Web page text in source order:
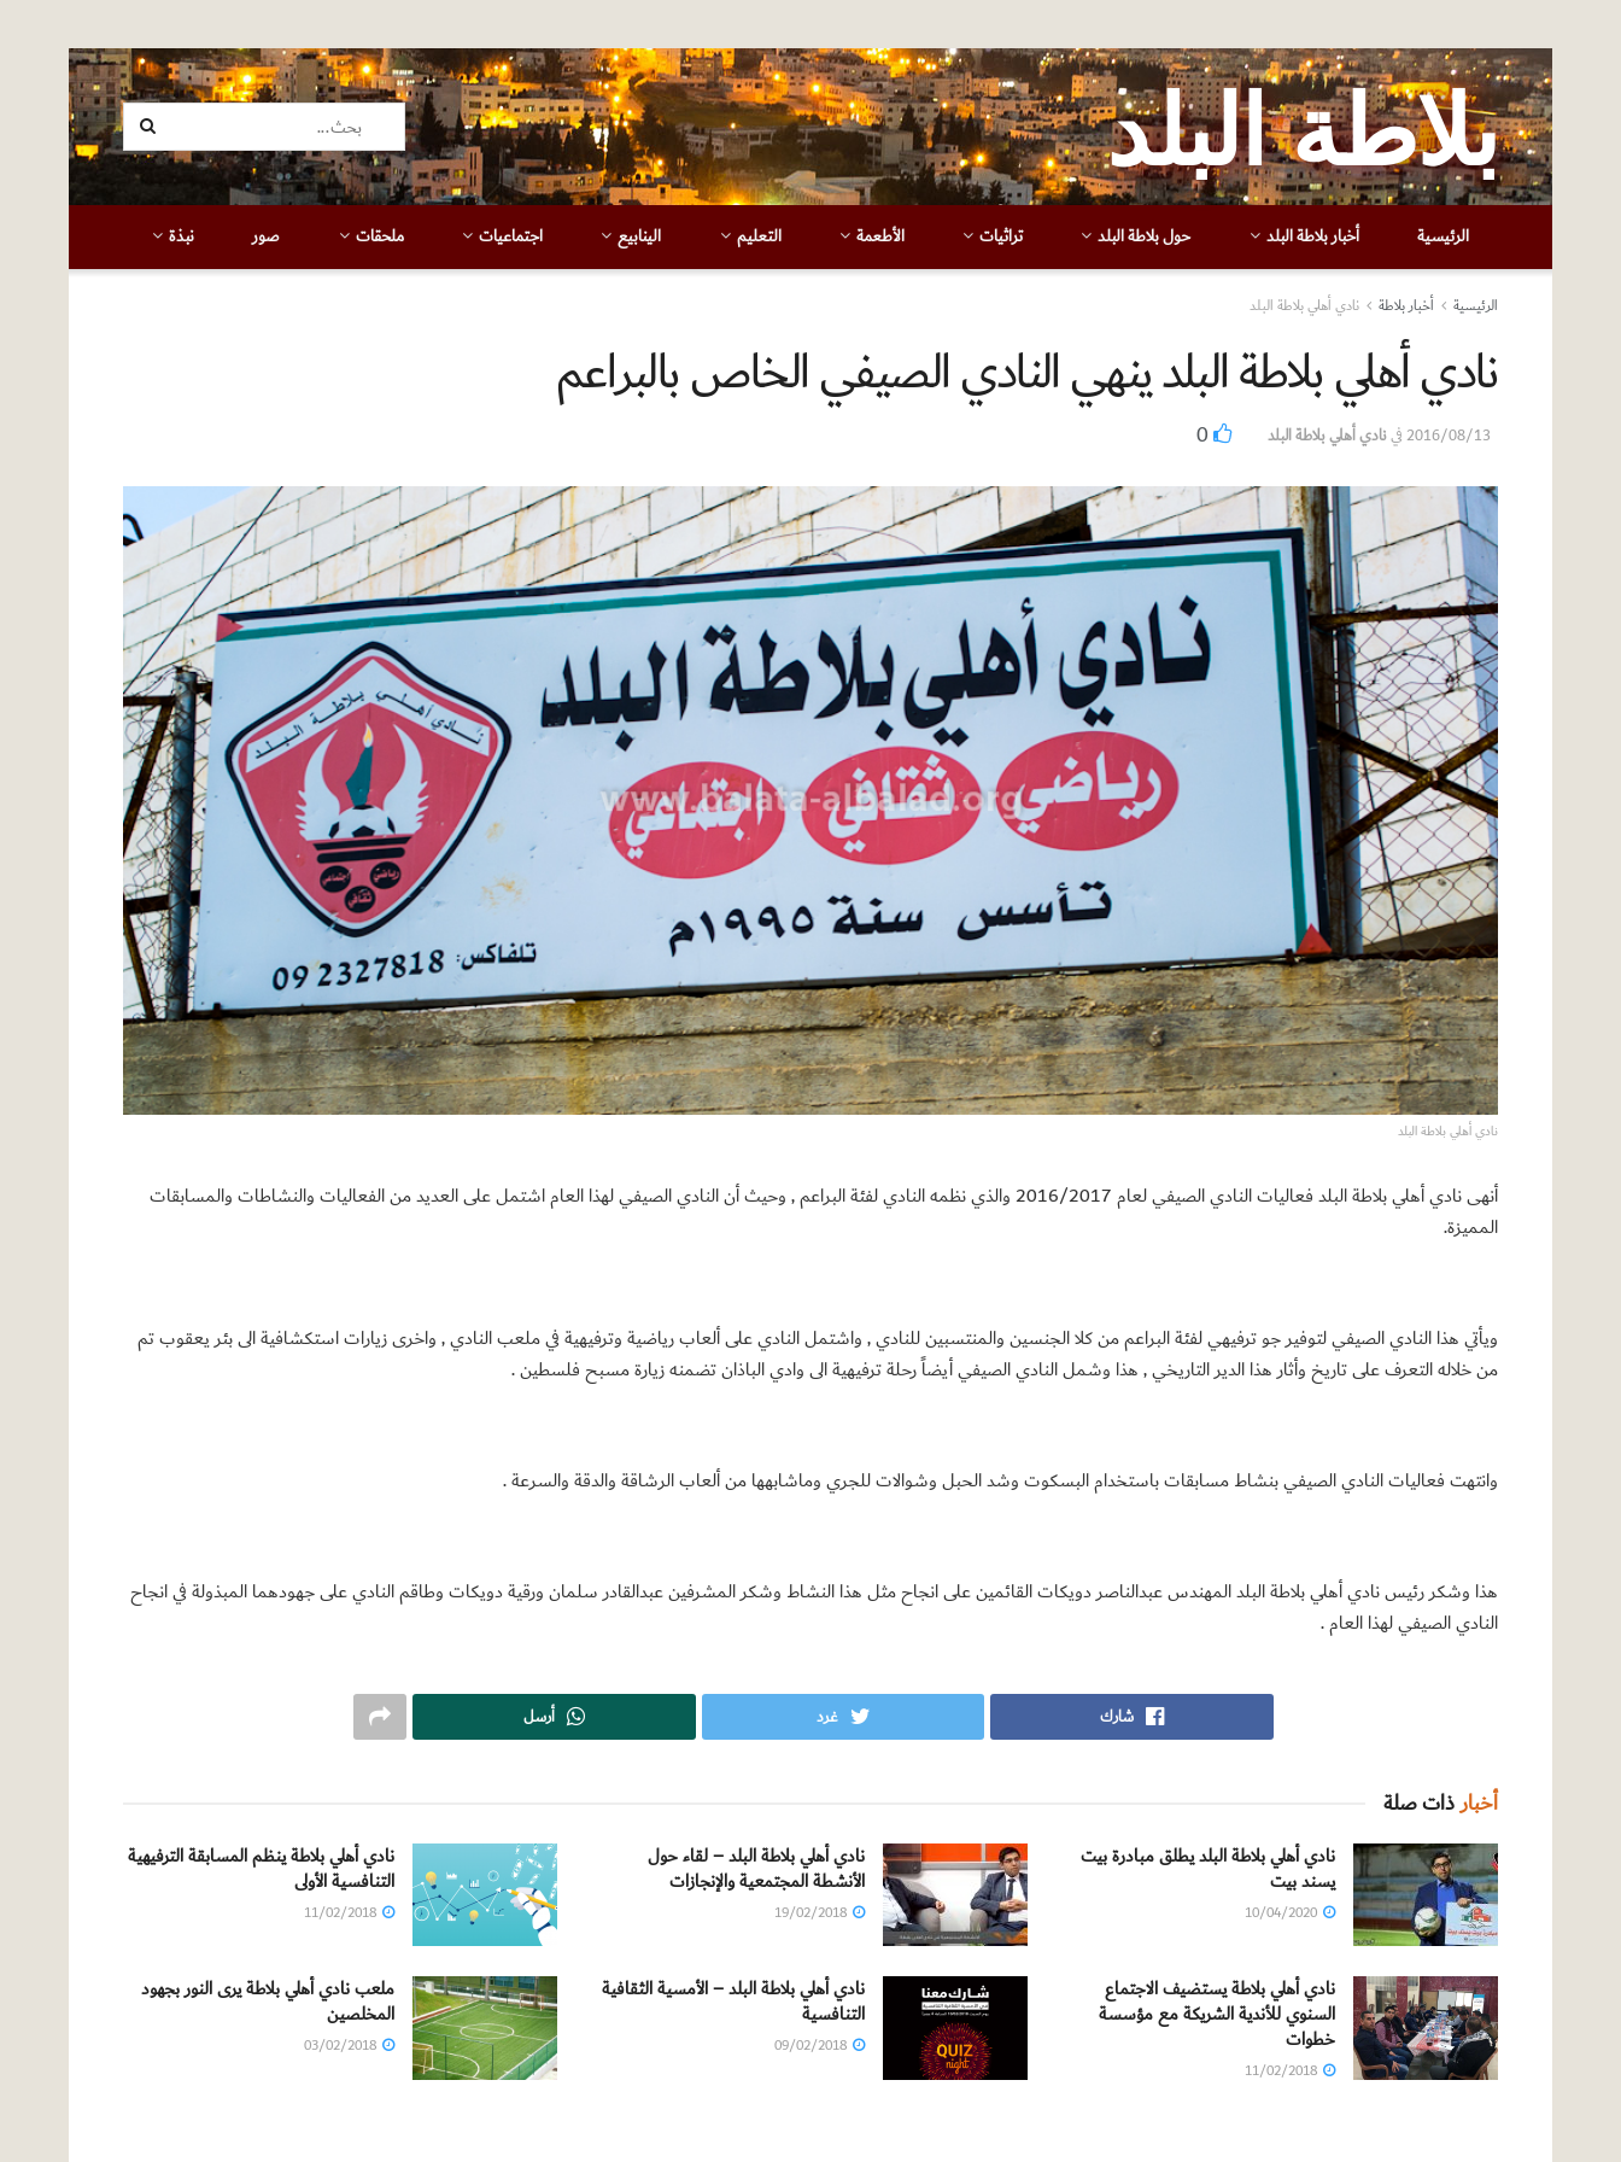
بلاطة البلد
الرئيسية أخبار بلاطة البلد حول بلاطة البلد تراثيات الأطعمة التعليم الينابيع اجتماعيات ملحقات صور نبذة
الرئيسية أخبار بلاطة نادي أهلي بلاطة البلد
نادي أهلي بلاطة البلد ينهي النادي الصيفي الخاص بالبراعم
2016/08/13 فينادي أهلي بلاطة البلد 0
نادي أهلي بلاطة البلد
أنهى نادي أهلي بلاطة البلد فعاليات النادي الصيفي لعام 2016/2017 والذي نظمه النادي لفئة البراعم , وحيث أن النادي الصيفي لهذا العام اشتمل على العديد من الفعاليات والنشاطات والمسابقات
المميزة.
ويأتي هذا النادي الصيفي لتوفير جو ترفيهي لفئة البراعم من كلا الجنسين والمنتسبين للنادي , واشتمل النادي على ألعاب رياضية وترفيهية في ملعب النادي , واخرى زيارات استكشافية الى بئر يعقوب تم
من خلاله التعرف على تاريخ وأثار هذا الدير التاريخي , هذا وشمل النادي الصيفي أيضاً رحلة ترفيهية الى وادي الباذان تضمنه زيارة مسبح فلسطين .
وانتهت فعاليات النادي الصيفي بنشاط مسابقات باستخدام البسكوت وشد الحبل وشوالات للجري وماشابهها من ألعاب الرشاقة والدقة والسرعة .
هذا وشكر رئيس نادي أهلي بلاطة البلد المهندس عبدالناصر دويكات القائمين على انجاح مثل هذا النشاط وشكر المشرفين عبدالقادر سلمان ورقية دويكات وطاقم النادي على جهودهما المبذولة في انجاح
النادي الصيفي لهذا العام .
شارك غرد أرسل
ذات صلةأخبار
نادي أهلي بلاطة البلد يطلق مبادرة بيت
يسند بيت
نادي أهلي بلاطة البلد – لقاء حول
الأنشطة المجتمعية والإنجازات
نادي أهلي بلاطة ينظم المسابقة الترفيهية
التنافسية الأولى
نادي أهلي بلاطة يستضيف الاجتماع
السنوي للأندية الشريكة مع مؤسسة
خطوات
نادي أهلي بلاطة البلد – الأمسية الثقافية
التنافسية
ملعب نادي أهلي بلاطة يرى النور بجهود
المخلصين